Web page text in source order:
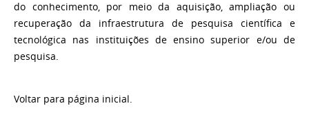
do conhecimento, por meio da aquisição, ampliação ou
recuperação da infraestrutura de pesquisa científica e
tecnológica nas instituições de ensino superior e/ou de
pesquisa.
Voltar para página inicial.